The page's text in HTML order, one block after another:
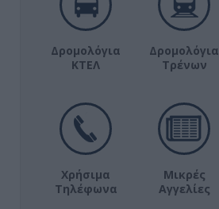
Δρομολόγια
ΚΤΕΛ
Δρομολόγια
Τρένων
Χρήσιμα
Τηλέφωνα
Μικρές
Αγγελίες